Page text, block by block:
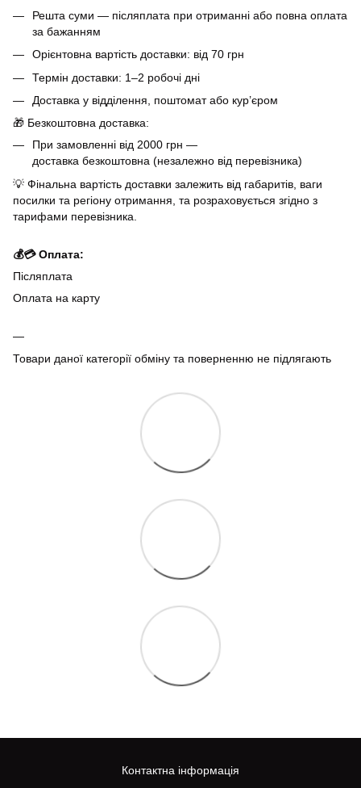
Решта суми — післяплата при отриманні або повна оплата
за бажанням
Орієнтовна вартість доставки: від 70 грн
Термін доставки: 1–2 робочі дні
Доставка у відділення, поштомат або кур’єром
🎁 Безкоштовна доставка:
При замовленні від 2000 грн —
доставка безкоштовна (незалежно від перевізника)
💡 Фінальна вартість доставки залежить від габаритів, ваги
посилки та регіону отримання, та розраховується згідно з
тарифами перевізника.
💰💳 Оплата:
Післяплата
Оплата на карту
Товари даної категорії обміну та поверненню не підлягають
Контактна інформація